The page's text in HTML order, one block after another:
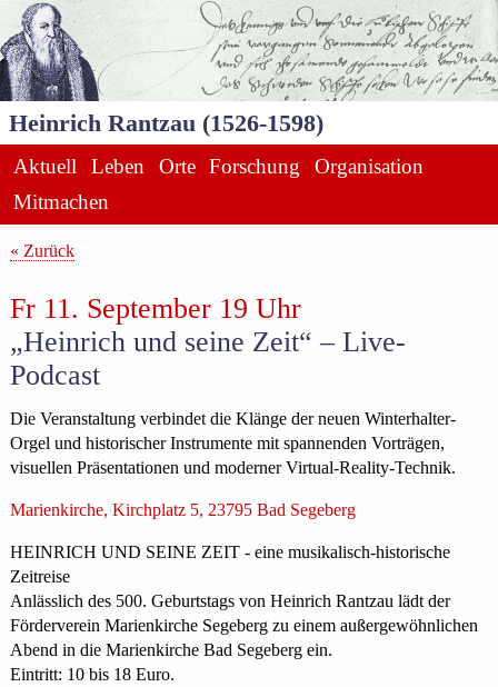
Heinrich Rantzau (1526-1598)
Aktuell Leben Orte Forschung
Organisation
Mitmachen
« Zurück
Fr 11. September 19 Uhr
„Heinrich und seine Zeit“ – Live-
Podcast
Die Veranstaltung verbindet die Klänge der neuen Winterhalter-
Orgel und historischer Instrumente mit spannenden Vorträgen,
visuellen Präsentationen und moderner Virtual-Reality-Technik.
Marienkirche, Kirchplatz 5, 23795 Bad Segeberg
HEINRICH UND SEINE ZEIT - eine musikalisch-historische
Zeitreise
Anlässlich des 500. Geburtstags von Heinrich Rantzau lädt der
Förderverein Marienkirche Segeberg zu einem außergewöhnlichen
Abend in die Marienkirche Bad Segeberg ein.
Eintritt: 10 bis 18 Euro.